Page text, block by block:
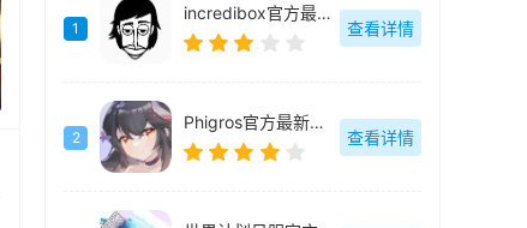
1
incredibox官方最新版-v0.8.5
查看详情
2
Phigros官方最新版-v3.18.3
查看详情